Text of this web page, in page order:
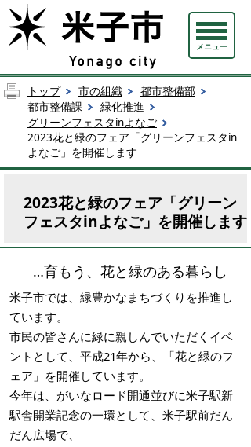
メニュー
トップ 市の組織
都市整備部
都市整備課
緑化推進
グリーンフェスタinよなご
2023花と緑のフェア「グリーンフェスタin
よなご」を開催します
2023花と緑のフェア「グリーン
フェスタinよなご」を開催します
…育もう、花と緑のある暮らし
米子市では、緑豊かなまちづくりを推進し
ています。
市民の皆さんに緑に親しんでいただくイベ
ントとして、平成21年から、「花と緑のフ
ェア」を開催しています。
今年は、がいなロード開通並びに米子駅新
駅舎開業記念の一環として、米子駅前だん
だん広場で、